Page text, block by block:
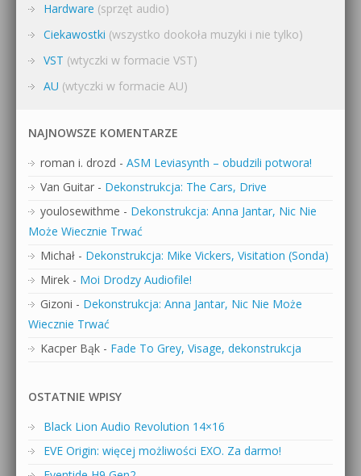
Hardware (sprzęt audio)
Ciekawostki (wszystko dookoła muzyki i nie tylko)
VST (wtyczki w formacie VST)
AU (wtyczki w formacie AU)
NAJNOWSZE KOMENTARZE
roman i. drozd - ASM Leviasynth – obudzili potwora!
Van Guitar - Dekonstrukcja: The Cars, Drive
youlosewithme - Dekonstrukcja: Anna Jantar, Nic Nie
Może Wiecznie Trwać
Michał - Dekonstrukcja: Mike Vickers, Visitation (Sonda)
Mirek - Moi Drodzy Audiofile!
Gizoni - Dekonstrukcja: Anna Jantar, Nic Nie Może
Wiecznie Trwać
Kacper Bąk - Fade To Grey, Visage, dekonstrukcja
OSTATNIE WPISY
Black Lion Audio Revolution 14×16
EVE Origin: więcej możliwości EXO. Za darmo!